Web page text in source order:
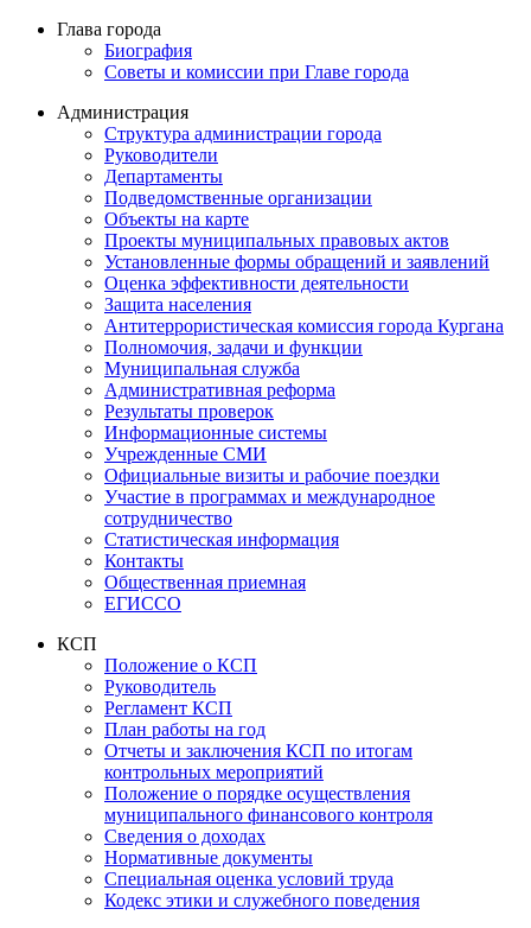
Глава города
Биография
Советы и комиссии при Главе города
Администрация
Структура администрации города
Руководители
Департаменты
Подведомственные организации
Объекты на карте
Проекты муниципальных правовых актов
Установленные формы обращений и заявлений
Оценка эффективности деятельности
Защита населения
Антитеррористическая комиссия города Кургана
Полномочия, задачи и функции
Муниципальная служба
Административная реформа
Результаты проверок
Информационные системы
Учрежденные СМИ
Официальные визиты и рабочие поездки
Участие в программах и международное
сотрудничество
Статистическая информация
Контакты
Общественная приемная
ЕГИССО
КСП
Положение о КСП
Руководитель
Регламент КСП
План работы на год
Отчеты и заключения КСП по итогам
контрольных мероприятий
Положение о порядке осуществления
муниципального финансового контроля
Сведения о доходах
Нормативные документы
Специальная оценка условий труда
Кодекс этики и служебного поведения